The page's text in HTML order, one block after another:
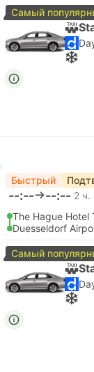
Самый
Быстрый
--:-- --:-- 2
The Hague Hotel
Duesseldorf
Самый